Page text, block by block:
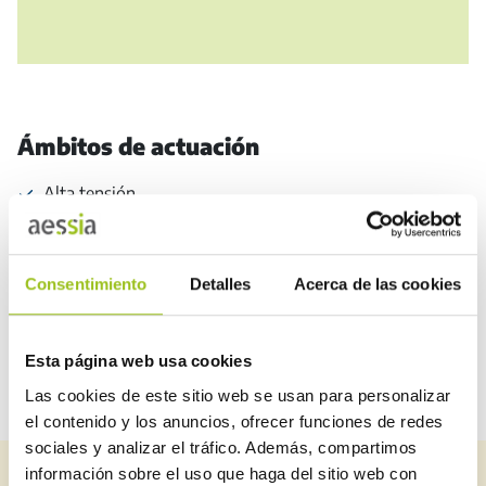
Consentimiento Detalles Acerca de las cookies
Esta página web usa cookies
Las cookies de este sitio web se usan para personalizar
el contenido y los anuncios, ofrecer funciones de redes
sociales y analizar el tráfico. Además, compartimos
información sobre el uso que haga del sitio web con
Ámbitos de actuación
Alta tensión
Baja tensión (electricidad)